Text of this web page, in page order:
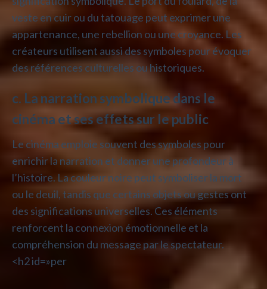
veste en cuir ou du tatouage peut exprimer une
appartenance, une rebellion ou une croyance. Les
créateurs utilisent aussi des symboles pour évoquer
des références culturelles ou historiques.
c. La narration symbolique dans le
cinéma et ses effets sur le public
Le cinéma emploie souvent des symboles pour
enrichir la narration et donner une profondeur à
l’histoire. La couleur noire peut symboliser la mort
ou le deuil, tandis que certains objets ou gestes ont
des significations universelles. Ces éléments
renforcent la connexion émotionnelle et la
compréhension du message par le spectateur.
<h2 id=»per